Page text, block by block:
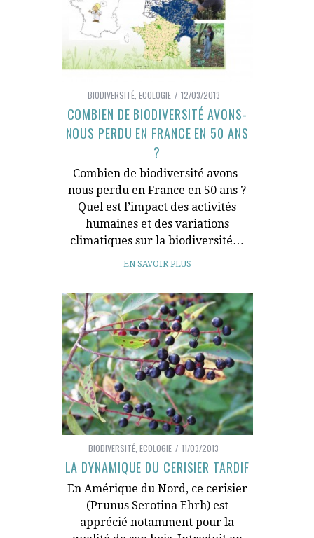
BIODIVERSITÉ, ECOLOGIE 12/03/2013
COMBIEN DE BIODIVERSITÉ AVONS-
NOUS PERDU EN FRANCE EN 50 ANS
?
Combien de biodiversité avons-
nous perdu en France en 50 ans ?
Quel est l’impact des activités
humaines et des variations
climatiques sur la biodiversité…
EN SAVOIR PLUS
BIODIVERSITÉ, ECOLOGIE 11/03/2013
LA DYNAMIQUE DU CERISIER TARDIF
En Amérique du Nord, ce cerisier
(Prunus Serotina Ehrh) est
apprécié notamment pour la